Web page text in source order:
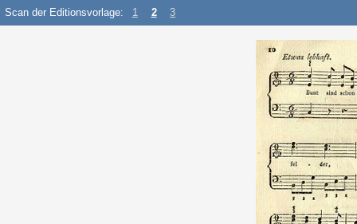
Scan der Editionsvorlage: 1 2 3